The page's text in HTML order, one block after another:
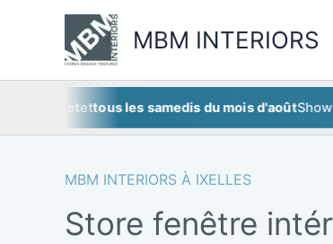
MBM INTERIORS
tous les samedis du mois d'aoûtShowroom
MBM INTERIORS À IXELLES
Store fenêtre